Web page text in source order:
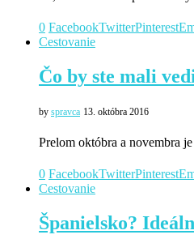
0 FacebookTwitterPinterest
Cestovanie
Čo by ste mali
by spravca 13. októbra 2016
Prelom októbra a novembra
0 FacebookTwitterPinterest
Cestovanie
Španielsko?